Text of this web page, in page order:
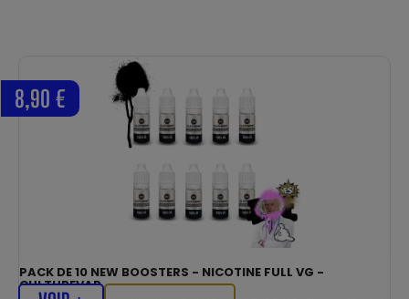
PACK DE 10 NEW BOOSTERS - NICOTINE FULL VG -
CULTUREVAP
8,90 €